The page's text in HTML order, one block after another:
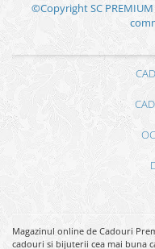
©Copyright SC PREMIUM
Magazinul online de Cadouri
cadouri si bijuterii cea mai buna